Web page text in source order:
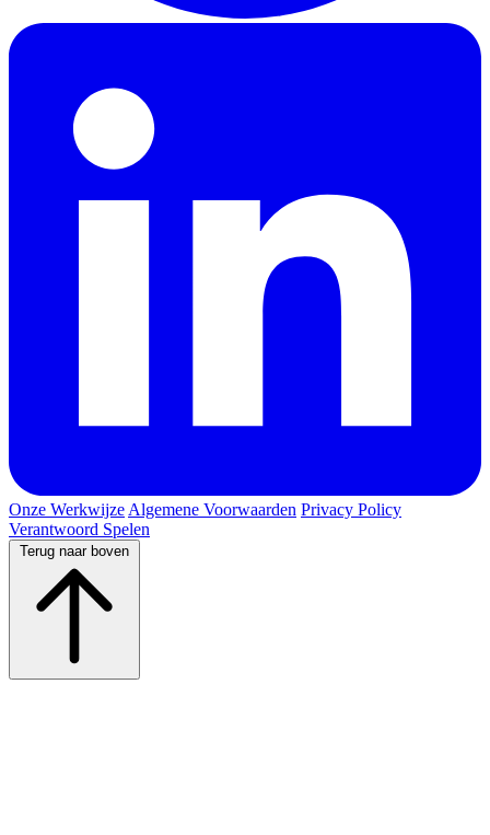
Onze Werkwijze Algemene Voorwaarden Privacy Policy
Verantwoord Spelen
Terug naar boven